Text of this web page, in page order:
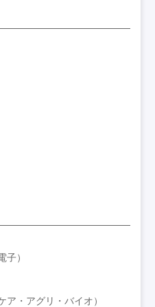
子）
・アグリ・バイオ）